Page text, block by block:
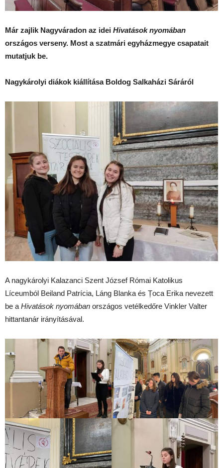
Már zajlik Nagyváradon az idei Hivatások nyomában
országos verseny. Most a szatmári egyházmegye csapatait
mutatjuk be.
Nagykárolyi diákok kiállítása Boldog Salkaházi Sáráról
A nagykárolyi Kalazanci Szent József Római Katolikus
Líceumból Beiland Patrícia, Láng Blanka és Țoca Erika nevezett
be a Hivatások nyomában országos vetélkedőre Vinkler Valter
hittantanár irányításával.